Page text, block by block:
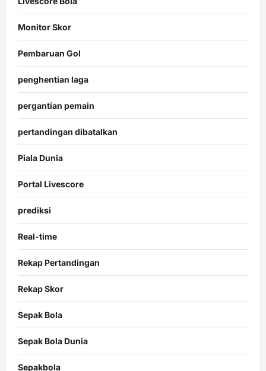
Monitor Skor
Pembaruan Gol
penghentian laga
pergantian pemain
pertandingan dibatalkan
Piala Dunia
Portal Livescore
prediksi
Real-time
Rekap Pertandingan
Rekap Skor
Sepak Bola
Sepak Bola Dunia
Sepakbola